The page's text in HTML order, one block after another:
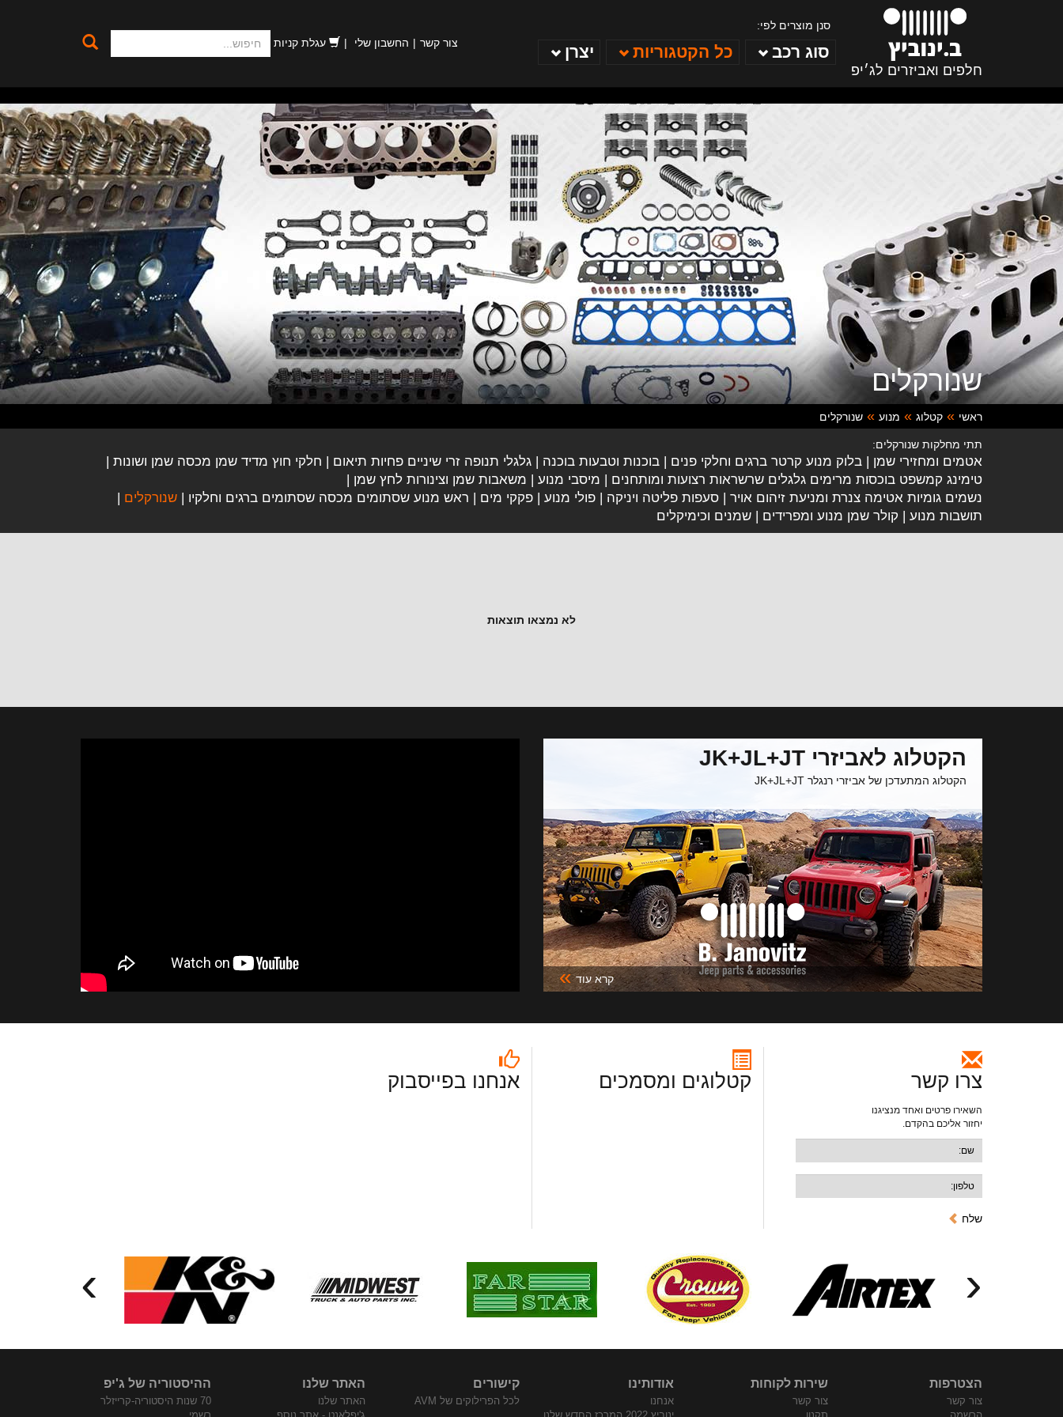
חלפים ואביזרים לג׳יפ
צור קשר החשבון שלי עגלת קניות
שנורקלים
סנן מוצרים לפי:
סוג רכב כל הקטגוריות יצרן
ראשי קטלוג מנוע שנורקלים
תתי מחלקות שנורקלים:
אטמים ומחזירי שמן בלוק מנוע קרטר ברגים וחלקי פנים בוכנות וטבעות בוכנה גלגלי תנופה זרי שיניים פחיות תיאום
חלקי חוץ מדיד שמן מכסה שמן ושונות
טימינג קמשפט בוכסות מרימים גלגלים שרשראות רצועות ומותחנים
מיסבי מנוע
משאבות שמן וצינורות לחץ שמן
נשמים גומיות אטימה צנרת ומניעת זיהום אויר
סעפות פליטה ויניקה פולי מנוע פקקי מים ראש מנוע שסתומים מכסה שסתומים ברגים וחלקיו
שנורקלים
תושבות מנוע
קולר שמן מנוע ומפרידים שמנים וכימיקלים
לא נמצאו תוצאות
הקטלוג לאביזרי JK+JL+JT
הקטלוג המתעדכן של אביזרי רנגלר JK+JL+JT
קרא עוד »
צרו קשר
השאירו פרטים ואחד מנציגנו
יחזור אליכם בהקדם.
שלח
קטלוגים ומסמכים אנחנו בפייסבוק
› ‹
הצטרפות
צור קשר
שירות לקוחות
צור קשר
אודותינו
אנחנו
קישורים
לכל הפרילוקים של AVM
האתר שלנו
האתר שלנו
ההיסטוריה של ג'יפ
70 שנות היסטוריה-קרייזלר